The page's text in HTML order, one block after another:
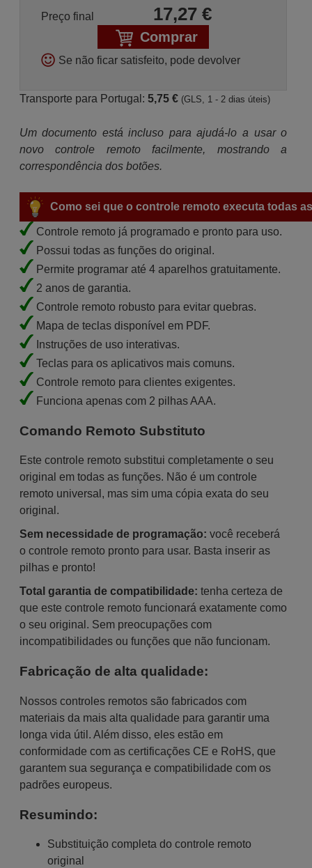
Preço final
17,27€
Comprar
Se não ficar satisfeito, pode devolver
Transporte para Portugal: 5,75 € (GLS, 1 - 2 dias úteis)
Um documento está incluso para ajudá-lo a usar o
novo controle remoto facilmente, mostrando a
correspondência dos botões.
Como sei que o controle remoto executa todas
Controle remoto já programado e pronto para uso.
Possui todas as funções do original.
Permite programar até 4 aparelhos gratuitamente.
2 anos de garantia.
Controle remoto robusto para evitar quebras.
Mapa de teclas disponível em PDF.
Instruções de uso interativas.
Teclas para os aplicativos mais comuns.
Controle remoto para clientes exigentes.
Funciona apenas com 2 pilhas AAA.
Comando Remoto Substituto
Este controle remoto substitui completamente o seu
original em todas as funções. Não é um controle
remoto universal, mas sim uma cópia exata do seu
original.
Sem necessidade de programação: você receberá
o controle remoto pronto para usar. Basta inserir as
pilhas e pronto!
Total garantia de compatibilidade: tenha certeza de
que este controle remoto funcionará exatamente como
o seu original. Sem preocupações com
incompatibilidades ou funções que não funcionam.
Fabricação de alta qualidade:
Nossos controles remotos são fabricados com
materiais da mais alta qualidade para garantir uma
longa vida útil. Além disso, eles estão em
conformidade com as certificações CE e RoHS, que
garantem sua segurança e compatibilidade com os
padrões europeus.
Resumindo:
Substituição completa do controle remoto
original